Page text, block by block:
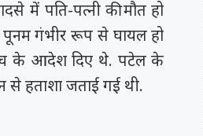
में पति-पत्नी की मौत हो
गंभीर रूप से घायल हो
के आदेश दिए थे. पटेल के
से हताशा जताई गई थी.